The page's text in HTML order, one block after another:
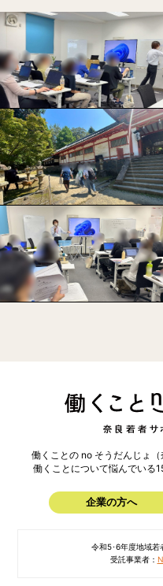
働くことの no そうだんじょ（
働くことについて悩んでいる
企業の方へ
令和5･6年度地域若
受託事業者：